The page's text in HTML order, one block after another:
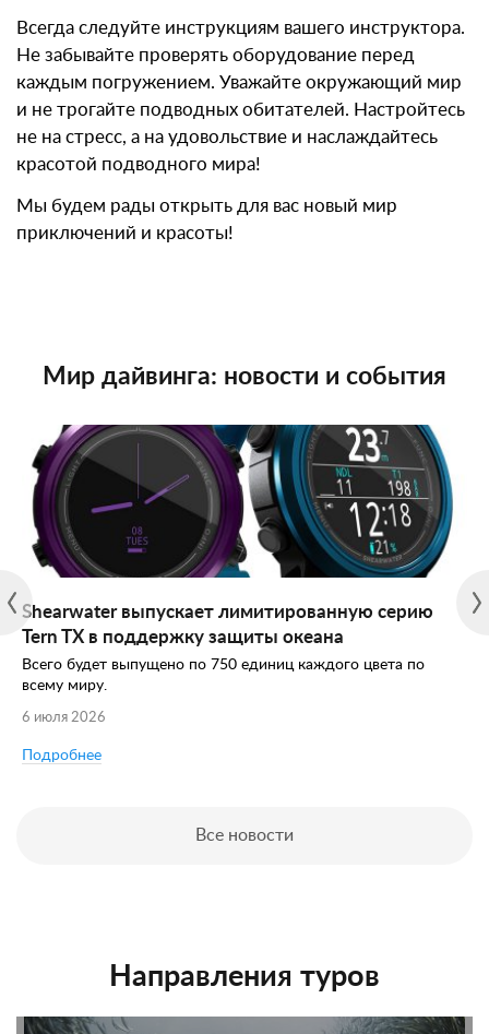
Всегда следуйте инструкциям вашего инструктора.
Не забывайте проверять оборудование перед
каждым погружением. Уважайте окружающий мир
и не трогайте подводных обитателей. Настройтесь
не на стресс, а на удовольствие и наслаждайтесь
красотой подводного мира!
Мы будем рады открыть для вас новый мир
приключений и красоты!
Мир дайвинга: новости и события
Shearwater выпускает лимитированную серию
Tern TX в поддержку защиты океана
Всего будет выпущено по 750 единиц каждого цвета по
всему миру.
6 июля 2026
Подробнее
Все новости
Направления туров